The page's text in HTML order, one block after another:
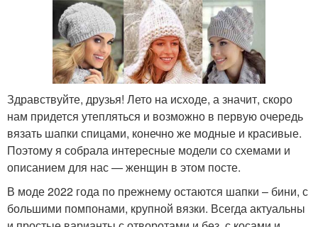
Здравствуйте, друзья! Лето на исходе, а значит, скоро
нам придется утепляться и возможно в первую очередь
вязать шапки спицами, конечно же модные и красивые.
Поэтому я собрала интересные модели со схемами и
описанием для нас — женщин в этом посте.
В моде 2022 года по прежнему остаются шапки – бини, с
большими помпонами, крупной вязки. Всегда актуальны